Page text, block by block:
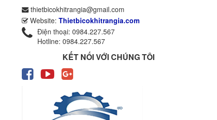
thietbicokhitrangia@gmail.com
Website: Thietbicokhitrangia.com
Điện thoại: 0984.227.567
Hotline: 0984.227.567
KẾT NỐI VỚI CHÚNG TÔI